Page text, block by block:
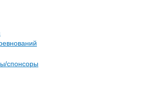
спонсоры